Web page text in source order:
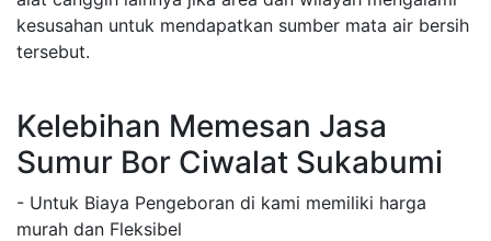
kesusahan untuk mendapatkan sumber mata air bersih
tersebut.
Kelebihan Memesan Jasa
Sumur Bor Ciwalat Sukabumi
- Untuk Biaya Pengeboran di kami memiliki harga
murah dan Fleksibel